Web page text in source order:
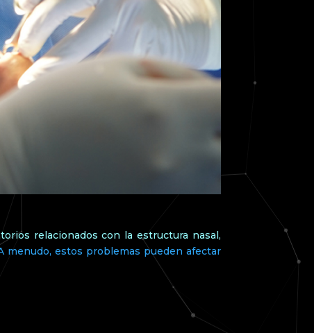
relacionados con la estructura nasal,
menudo, estos problemas pueden afectar